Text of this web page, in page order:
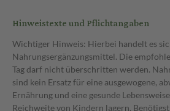
Hinweistexte und Pflichtangaben
Wichtiger Hinweis: Hierbei handelt es
Nahrungsergänzungsmittel. Die
Tag darf nicht überschritten werden.
sind kein Ersatz für eine ausgewogene,
Ernährung und eine gesunde
Reichweite von Kindern lagern.